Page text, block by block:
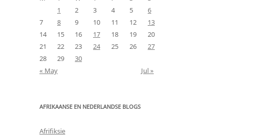
1
2 3 4 5
6
7
8 9 10 11 12
13
14
15 16 17 18 19
20
21
22 23 24 25 26
27
28
29
30
« May
Jul »
AFRIKAANSE EN NEDERLANDSE BLOGS
Afrifiksie